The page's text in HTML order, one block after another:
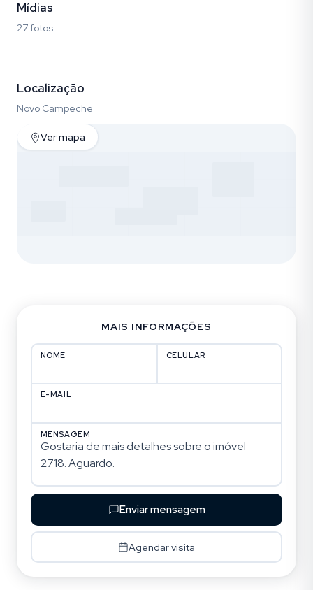
Mídias
27 fotos
Localização
Novo Campeche
Ver mapa
MAIS INFORMAÇÕES
NOME CELULAR
E-MAIL
MENSAGEM
Enviar mensagem
Agendar visita